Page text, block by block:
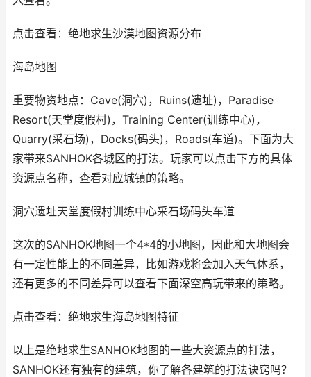
点击查看：绝地求生沙漠地图资源分布
海岛地图
重要物资地点：Cave(洞穴)，Ruins(遗址)，Paradise
Resort(天堂度假村)，Training Center(训练中心)，
Quarry(采石场)，Docks(码头)，Roads(车道)。下面为大
家带来SANHOK各城区的打法。玩家可以点击下方的具体
资源点名称，查看对应城镇的策略。
洞穴遗址天堂度假村训练中心采石场码头车道
这次的SANHOK地图一个4*4的小地图，因此和大地图会
有一定性能上的不同差异，比如游戏将会加入天气体系，
还有更多的不同差异可以查看下面深空高玩带来的策略。
点击查看：绝地求生海岛地图特征
以上是绝地求生SANHOK地图的一些大资源点的打法，
SANHOK还有独有的建筑，你了解各建筑的打法诀窍吗？